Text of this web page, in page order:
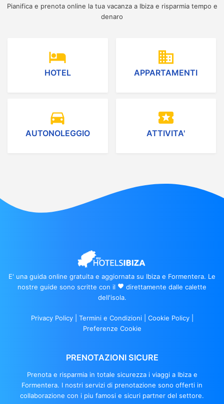
Pianifica e prenota online la tua vacanza a Ibiza e risparmia tempo e
denaro
hotel
HOTEL
domain
APPARTAMENTI
directions_car
AUTONOLEGGIO
local_activity
ATTIVITA'
E' una guida online gratuita e aggiornata su Ibiza e Formentera. Le
nostre guide sono scritte con il favorite direttamente dalle calette
dell'isola.
Privacy Policy| Termini e Condizioni| Cookie Policy|
Preferenze Cookie
PRENOTAZIONI SICURE
Prenota e risparmia in totale sicurezza i viaggi a Ibiza e
Formentera. I nostri servizi di prenotazione sono offerti in
collaborazione con i piu famosi e sicuri partner del settore.